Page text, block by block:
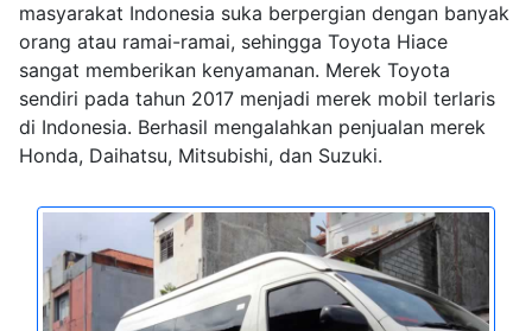
masyarakat Indonesia suka berpergian dengan banyak
orang atau ramai-ramai, sehingga Toyota Hiace
sangat memberikan kenyamanan. Merek Toyota
sendiri pada tahun 2017 menjadi merek mobil terlaris
di Indonesia. Berhasil mengalahkan penjualan merek
Honda, Daihatsu, Mitsubishi, dan Suzuki.